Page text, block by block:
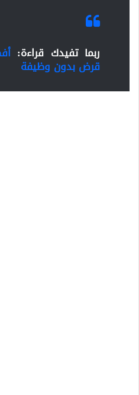
ربما تفيدك قراءة:
قرض بدون وظيفة